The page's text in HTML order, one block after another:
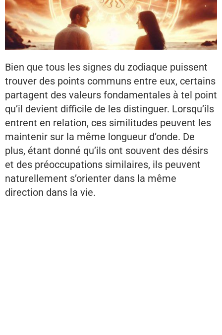
Bien que tous les signes du zodiaque puissent
trouver des points communs entre eux, certains
partagent des valeurs fondamentales à tel point
qu’il devient difficile de les distinguer. Lorsqu’ils
entrent en relation, ces similitudes peuvent les
maintenir sur la même longueur d’onde. De
plus, étant donné qu’ils ont souvent des désirs
et des préoccupations similaires, ils peuvent
naturellement s’orienter dans la même
direction dans la vie.